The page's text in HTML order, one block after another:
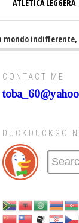
ATLETICA LEGGERA
indifferente,
CONTACT ME
DUCKDUCKGO